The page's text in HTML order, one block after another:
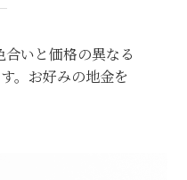
いと価格の異なる
。お好みの地金を